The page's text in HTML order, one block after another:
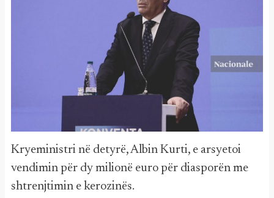
Kryeministri në detyrë, Albin Kurti, e arsyetoi
vendimin për dy milionë euro për diasporën me
shtrenjtimin e kerozinës.